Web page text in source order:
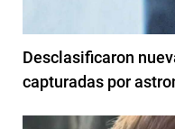
Desclasificaron
capturadas por